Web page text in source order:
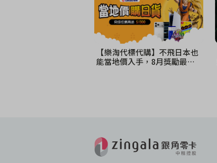
【樂淘代標代購】不飛日本也
能當地價入手，8月獎勵最高